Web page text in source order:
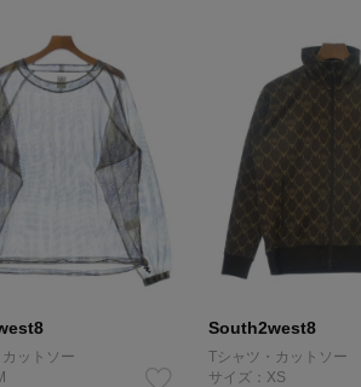
ットソー
South2west8
Tシャツ・カットソー
サイズ：XS